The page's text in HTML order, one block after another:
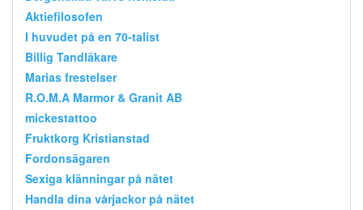
Aktiefilosofen
I huvudet på en 70-talist
Billig Tandläkare
Marias frestelser
R.O.M.A Marmor & Granit AB
mickestattoo
Fruktkorg Kristianstad
Fordonsägaren
Sexiga klänningar på nätet
Handla dina vårjackor på nätet